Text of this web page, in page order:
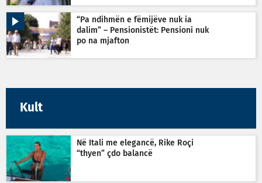
“Pa ndihmën e fëmijëve nuk ia
dalim” – Pensionistët: Pensioni nuk
po na mjafton
Kult
Në Itali me elegancë, Rike Roçi
“thyen” çdo balancë